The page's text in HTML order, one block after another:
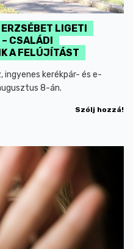
LIGETI
CSALÁDI
A FELÚJÍTÁST
ingyenes kerékpár- és e-
8-án.
Szólj hozzá!